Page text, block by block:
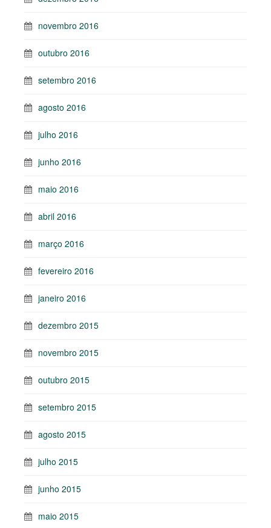
novembro 2016
outubro 2016
setembro 2016
agosto 2016
julho 2016
junho 2016
maio 2016
abril 2016
março 2016
fevereiro 2016
janeiro 2016
dezembro 2015
novembro 2015
outubro 2015
setembro 2015
agosto 2015
julho 2015
junho 2015
maio 2015